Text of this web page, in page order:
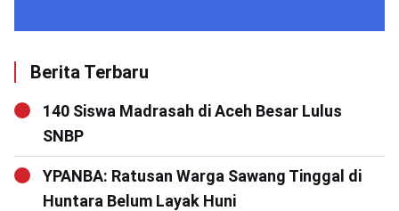
Berita Terbaru
140 Siswa Madrasah di Aceh Besar Lulus
SNBP
YPANBA: Ratusan Warga Sawang Tinggal di
Huntara Belum Layak Huni